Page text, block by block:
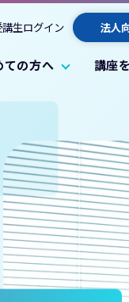
ての方へ 講座
生ログイン 法人